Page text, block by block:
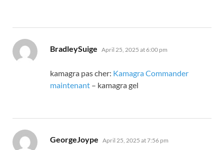
BradleySuige says:
April 25, 2025 at 6:00 pm
kamagra pas cher: Kamagra Commander
maintenant – kamagra gel
GeorgeJoype says:
April 25, 2025 at 7:56 pm